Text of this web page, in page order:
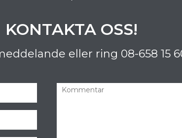
KONTAKTA OSS!
eller ring 08-658 15